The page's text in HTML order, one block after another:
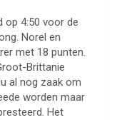
op 4:50 voor de
Norel en
met 18 punten.
Brittanie
al nog zaak om
worden maar
Het